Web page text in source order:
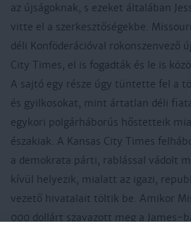
az újságoknak, s ezeket általában
vitte el a szerkesztőségekbe.
déli Konföderációval rokonszenvező
City Times, el is fogadták és le is
A sajtó egy része úgy tüntette fel a
és gyilkosokat, mint ártatlan déli
egykori polgárháborús hőstetteik
északiak. A Kansas City Times
a demokrata párti, rablással vádolt
kívül helyezik, mialatt az igazi,
vezető hivatalait töltik be. Amikor
000 dollárt szavazott meg a James-